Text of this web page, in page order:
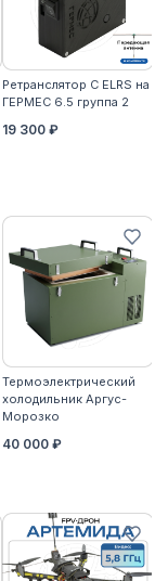
Ретранслятор С ELRS на
ГЕРМЕС 6.5 группа 2
19 300 ₽
Термоэлектрический
холодильник Аргус-
Морозко
40 000 ₽